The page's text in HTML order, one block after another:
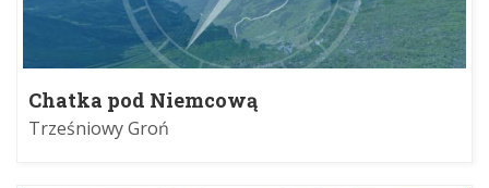
Chatka pod Niemcową
Trześniowy Groń